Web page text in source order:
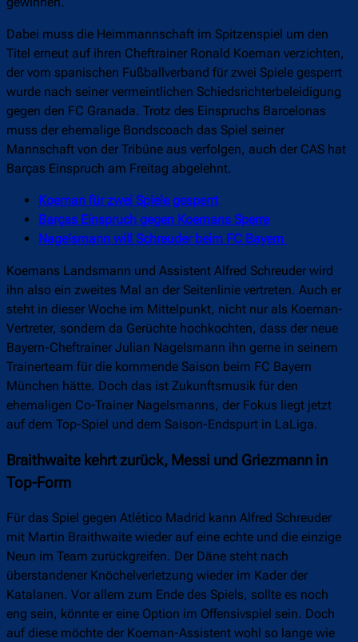
Dabei muss die Heimmannschaft im Spitzenspiel um den
Titel erneut auf ihren Cheftrainer Ronald Koeman verzichten,
der vom spanischen Fußballverband für zwei Spiele gesperrt
wurde nach seiner vermeintlichen Schiedsrichterbeleidigung
gegen den FC Granada. Trotz des Einspruchs Barcelonas
muss der ehemalige Bondscoach das Spiel seiner
Mannschaft von der Tribüne aus verfolgen, auch der CAS hat
Barças Einspruch am Freitag abgelehnt.
Koeman für zwei Spiele gesperrt
Barças Einspruch gegen Koemans Sperre
Nagelsmann will Schreuder beim FC Bayern
Koemans Landsmann und Assistent Alfred Schreuder wird
ihn also ein zweites Mal an der Seitenlinie vertreten. Auch er
steht in dieser Woche im Mittelpunkt, nicht nur als Koeman-
Vertreter, sondern da Gerüchte hochkochten, dass der neue
Bayern-Cheftrainer Julian Nagelsmann ihn gerne in seinem
Trainerteam für die kommende Saison beim FC Bayern
München hätte. Doch das ist Zukunftsmusik für den
ehemaligen Co-Trainer Nagelsmanns, der Fokus liegt jetzt
auf dem Top-Spiel und dem Saison-Endspurt in LaLiga.
Braithwaite kehrt zurück, Messi und Griezmann in
Top-Form
Für das Spiel gegen Atlético Madrid kann Alfred Schreuder
mit Martin Braithwaite wieder auf eine echte und die einzige
Neun im Team zurückgreifen. Der Däne steht nach
überstandener Knöchelverletzung wieder im Kader der
Katalanen. Vor allem zum Ende des Spiels, sollte es noch
eng sein, könnte er eine Option im Offensivspiel sein. Doch
auf diese möchte der Koeman-Assistent wohl so lange wie